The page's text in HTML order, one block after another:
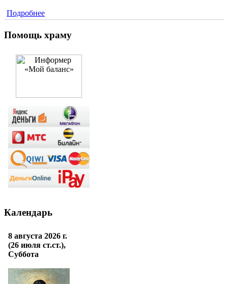
Подробнее
Помощь храму
Календарь